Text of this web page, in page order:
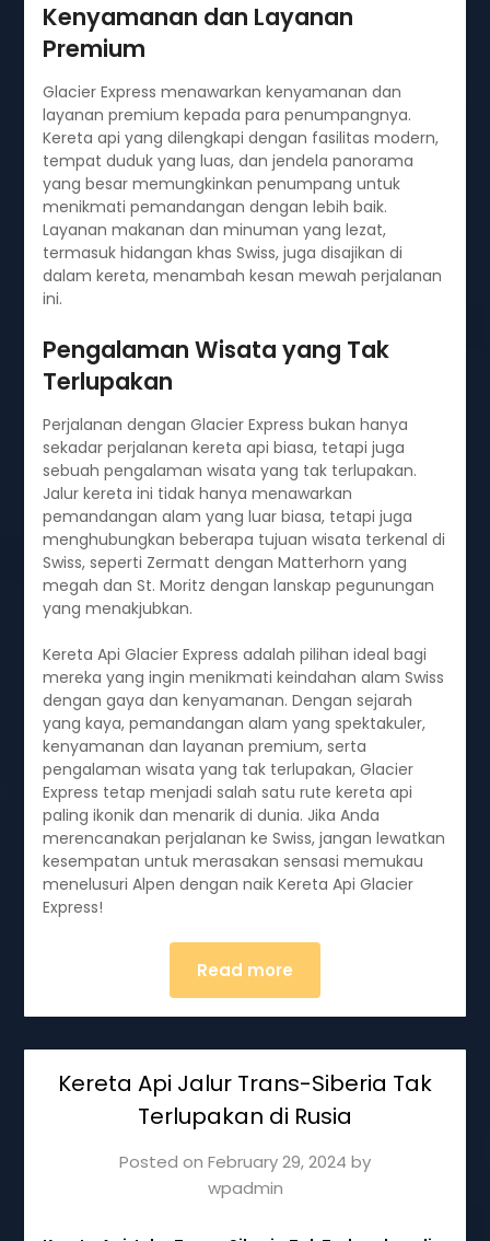
Kenyamanan dan Layanan
Premium
Glacier Express menawarkan kenyamanan dan
layanan premium kepada para penumpangnya.
Kereta api yang dilengkapi dengan fasilitas modern,
tempat duduk yang luas, dan jendela panorama
yang besar memungkinkan penumpang untuk
menikmati pemandangan dengan lebih baik.
Layanan makanan dan minuman yang lezat,
termasuk hidangan khas Swiss, juga disajikan di
dalam kereta, menambah kesan mewah perjalanan
ini.
Pengalaman Wisata yang Tak
Terlupakan
Perjalanan dengan Glacier Express bukan hanya
sekadar perjalanan kereta api biasa, tetapi juga
sebuah pengalaman wisata yang tak terlupakan.
Jalur kereta ini tidak hanya menawarkan
pemandangan alam yang luar biasa, tetapi juga
menghubungkan beberapa tujuan wisata terkenal di
Swiss, seperti Zermatt dengan Matterhorn yang
megah dan St. Moritz dengan lanskap pegunungan
yang menakjubkan.
Kereta Api Glacier Express adalah pilihan ideal bagi
mereka yang ingin menikmati keindahan alam Swiss
dengan gaya dan kenyamanan. Dengan sejarah
yang kaya, pemandangan alam yang spektakuler,
kenyamanan dan layanan premium, serta
pengalaman wisata yang tak terlupakan, Glacier
Express tetap menjadi salah satu rute kereta api
paling ikonik dan menarik di dunia. Jika Anda
merencanakan perjalanan ke Swiss, jangan lewatkan
kesempatan untuk merasakan sensasi memukau
menelusuri Alpen dengan naik Kereta Api Glacier
Express!
Read more
Kereta Api Jalur Trans-Siberia Tak
Terlupakan di Rusia
Posted on February 29, 2024 by
wpadmin